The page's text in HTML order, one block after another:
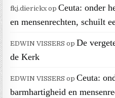
fkj.dierickxopCeuta: onder
en mensenrechten, schuilt
EDWIN VISSERS opDe
de Kerk
EDWIN VISSERS opCeuta:
barmhartigheid en